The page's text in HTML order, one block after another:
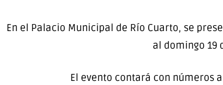
En el Palacio Municipal de Río Cuarto, se
al domingo 19
El evento contará con números